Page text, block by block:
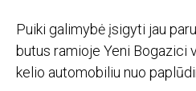
Puiki galimybė įsigyti jau
butus ramioje Yeni Bogazici
kelio automobiliu nuo